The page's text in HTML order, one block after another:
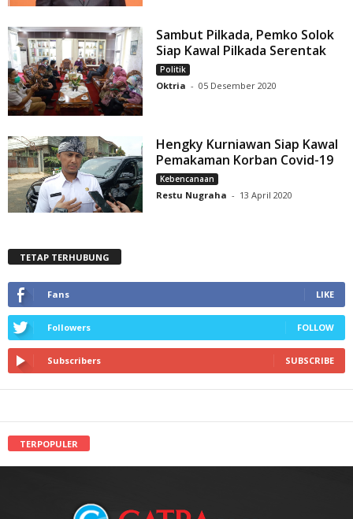
Sambut Pilkada, Pemko Solok
Siap Kawal Pilkada Serentak
Politik
Oktria - 05 Desember 2020
Hengky Kurniawan Siap Kawal
Pemakaman Korban Covid-19
Kebencanaan
Restu Nugraha - 13 April 2020
TETAP TERHUBUNG
Fans LIKE
Followers FOLLOW
Subscribers SUBSCRIBE
TERPOPULER